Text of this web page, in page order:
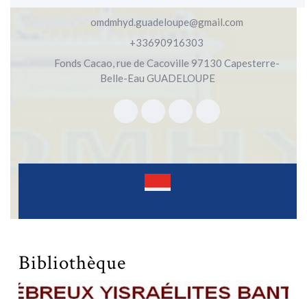
omdmhyd.guadeloupe@gmail.com
+33690916303
Fonds Cacao, rue de Cacoville 97130 Capesterre-
Belle-Eau GUADELOUPE
Bibliothèque